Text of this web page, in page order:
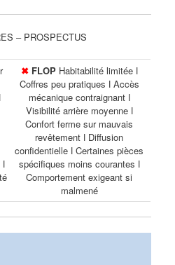
– PROSPECTUS
✖FLOPHabitabilité limitée ǀ
Coffres peu pratiques ǀ Accès
mécanique contraignant ǀ
Visibilité arrière moyenne ǀ
Confort ferme sur mauvais
revêtement ǀ Diffusion
confidentielle ǀ Certaines pièces
spécifiques moins courantes ǀ
Comportement exigeant si
malmené